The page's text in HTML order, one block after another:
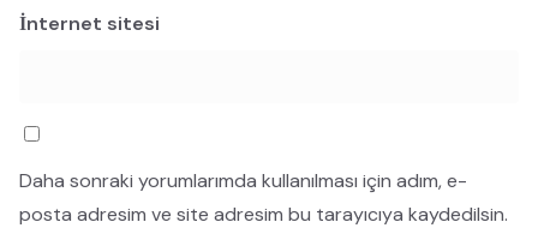
İnternet sitesi
Daha sonraki yorumlarımda kullanılması için adım, e-
posta adresim ve site adresim bu tarayıcıya kaydedilsin.